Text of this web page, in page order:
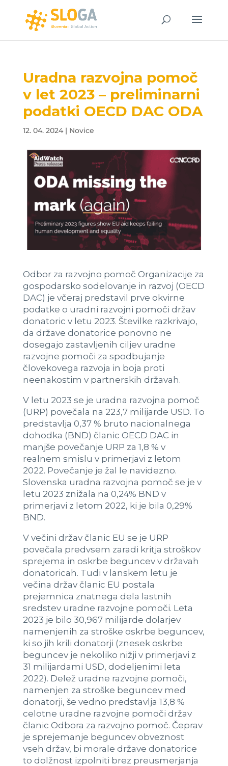
Uradna razvojna pomoč
v let 2023 – preliminarni
podatki OECD DAC ODA
12. 04. 2024| Novice
Odbor za razvojno pomoč Organizacije za
gospodarsko sodelovanje in razvoj (OECD
DAC) je včeraj predstavil prve okvirne
podatke o uradni razvojni pomoči držav
donatoric v letu 2023. Številke razkrivajo,
da države donatorice ponovno ne
dosegajo zastavljenih ciljev uradne
razvojne pomoči za spodbujanje
človekovega razvoja in boja proti
neenakostim v partnerskih državah.
V letu 2023 se je uradna razvojna pomoč
(URP) povečala na 223,7 milijarde USD. To
predstavlja 0,37 % bruto nacionalnega
dohodka (BND) članic OECD DAC in
manjše povečanje URP za 1,8 % v
realnem smislu v primerjavi z letom
2022. Povečanje je žal le navidezno.
Slovenska uradna razvojna pomoč se je v
letu 2023 znižala na 0,24% BND v
primerjavi z letom 2022, ki je bila 0,29%
BND.
V večini držav članic EU se je URP
povečala predvsem zaradi kritja stroškov
sprejema in oskrbe beguncev v državah
donatoricah. Tudi v lanskem letu je
večina držav članic EU postala
prejemnica znatnega dela lastnih
sredstev uradne razvojne pomoči. Leta
2023 je bilo 30,967 milijarde dolarjev
namenjenih za stroške oskrbe beguncev,
ki so jih krili donatorji (znesek oskrbe
beguncev je nekoliko nižji v primerjavi z
31 milijardami USD, dodeljenimi leta
2022). Delež uradne razvojne pomoči,
namenjen za stroške beguncev med
donatorji, še vedno predstavlja 13,8 %
celotne uradne razvojne pomoči držav
članic Odbora za razvojno pomoč. Čeprav
je sprejemanje beguncev obveznost
vseh držav, bi morale države donatorice
to dolžnost izpolniti brez preusmerjanja